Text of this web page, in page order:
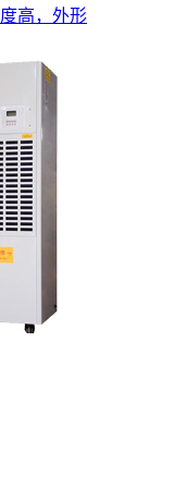
高，外形